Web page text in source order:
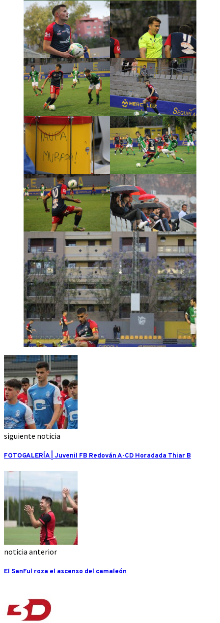
siguiente noticia
FOTOGALERÍA | Juvenil FB Redován A-CD Horadada Thiar B
noticia anterior
El SanFul roza el ascenso del camaleón